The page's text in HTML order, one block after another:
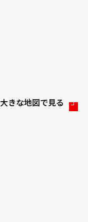
大きな地図で見る